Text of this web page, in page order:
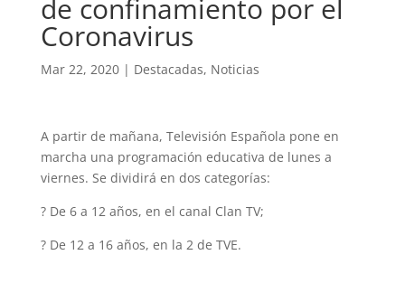
de confinamiento por el
Coronavirus
Mar 22, 2020| Destacadas, Noticias
A partir de mañana, Televisión Española pone en
marcha una programación educativa de lunes a
viernes. Se dividirá en dos categorías:
?De 6 a 12 años, en el canal Clan TV;
?De 12 a 16 años, en la 2 de TVE.